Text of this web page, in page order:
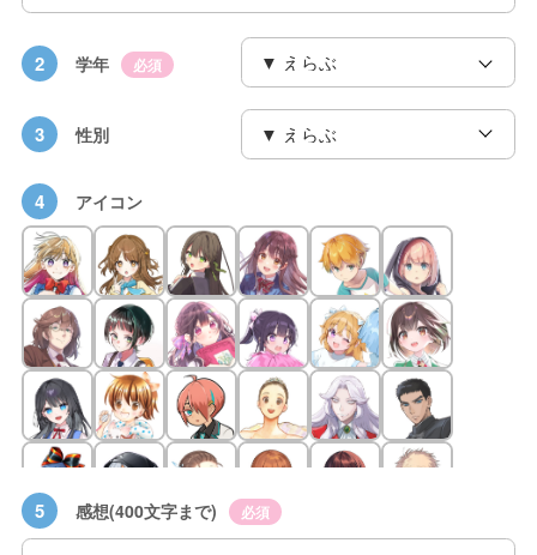
2 学年 必須
3 性別
4 アイコン
5 感想(400文字まで) 必須